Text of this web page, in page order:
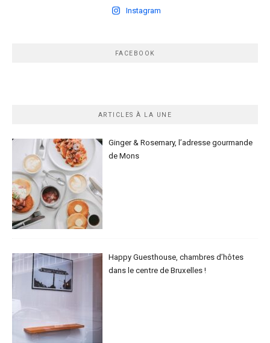
Instagram
FACEBOOK
ARTICLES À LA UNE
Ginger & Rosemary, l’adresse gourmande
de Mons
Happy Guesthouse, chambres d’hôtes
dans le centre de Bruxelles !